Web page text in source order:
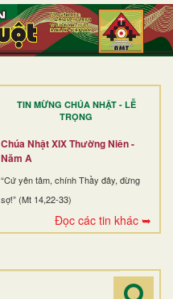
TIN MỪNG CHÚA NHẬT - LỄ
TRỌNG
Chúa Nhật XIX Thường Niên -
Năm A
“Cứ yên tâm, chính Thầy đây, đừng
sợ!” (Mt 14,22-33)
Đọc các tin khác ➥